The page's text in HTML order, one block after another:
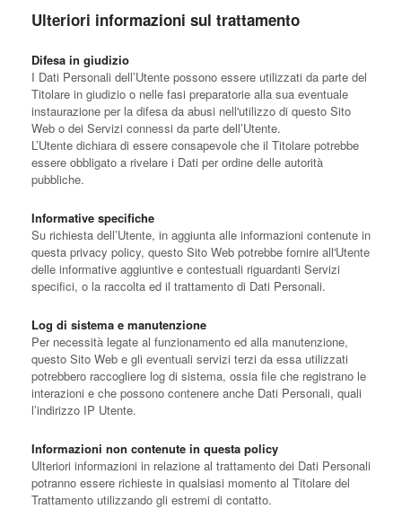
Ulteriori informazioni sul trattamento
Difesa in giudizio
I Dati Personali dell’Utente possono essere utilizzati da parte del
Titolare in giudizio o nelle fasi preparatorie alla sua eventuale
instaurazione per la difesa da abusi nell'utilizzo di questo Sito
Web o dei Servizi connessi da parte dell’Utente.
L’Utente dichiara di essere consapevole che il Titolare potrebbe
essere obbligato a rivelare i Dati per ordine delle autorità
pubbliche.
Informative specifiche
Su richiesta dell’Utente, in aggiunta alle informazioni contenute in
questa privacy policy, questo Sito Web potrebbe fornire all'Utente
delle informative aggiuntive e contestuali riguardanti Servizi
specifici, o la raccolta ed il trattamento di Dati Personali.
Log di sistema e manutenzione
Per necessità legate al funzionamento ed alla manutenzione,
questo Sito Web e gli eventuali servizi terzi da essa utilizzati
potrebbero raccogliere log di sistema, ossia file che registrano le
interazioni e che possono contenere anche Dati Personali, quali
l’indirizzo IP Utente.
Informazioni non contenute in questa policy
Ulteriori informazioni in relazione al trattamento dei Dati Personali
potranno essere richieste in qualsiasi momento al Titolare del
Trattamento utilizzando gli estremi di contatto.